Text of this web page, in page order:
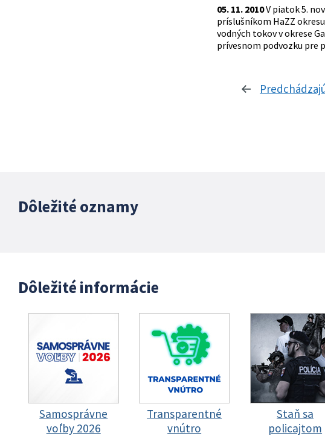
05. 11. 2010V piatok 5.
príslušníkom HaZZ
vodných tokov v okrese
prívesnom podvozku pre
Dôležité oznamy
Dôležité informácie
Samosprávne
voľby 2026
Transparentné
vnútro
Staň sa
policajtom